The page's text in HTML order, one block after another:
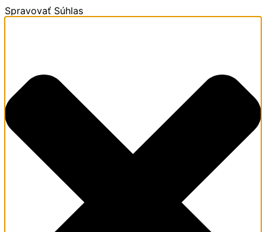
Spravovať Súhlas